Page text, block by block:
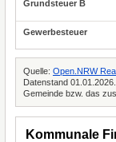
Quelle: Open.NRW
Datenstand
Gemeinde bzw. das
Kommunale